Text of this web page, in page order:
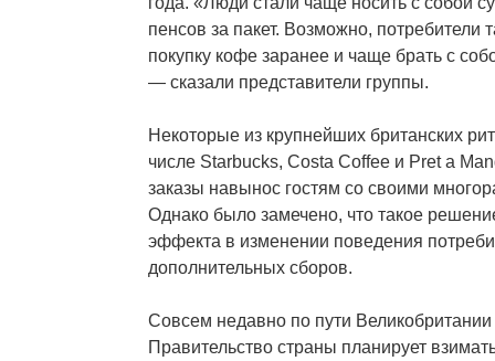
пенсов за пакет. Возможно, потребители
покупку кофе заранее и чаще брать с
— сказали представители группы.
Некоторые из крупнейших британских
числе Starbucks, Costa Coffee и Pret a
заказы навынос гостям со своими
Однако было замечено, что такое
эффекта в изменении поведения
дополнительных сборов.
Совсем недавно по пути
Правительство страны планирует